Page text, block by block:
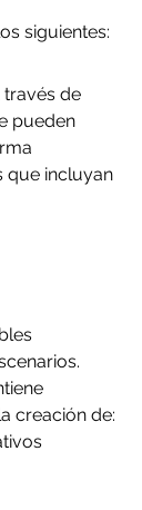
siguientes:
través de
pueden
que incluyan
creación de: